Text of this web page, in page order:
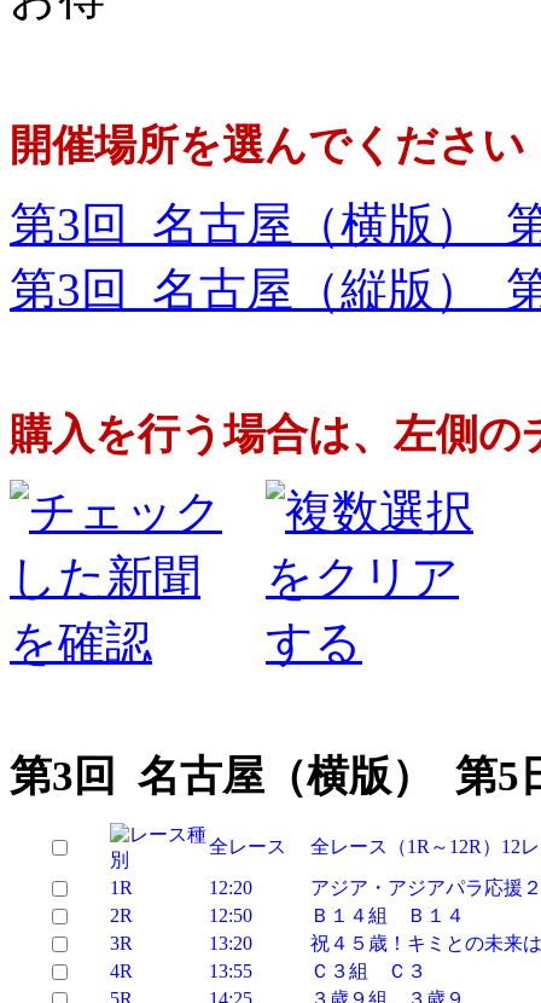
開催場所を選んでください
第3回 名古屋（横版）
第3回 名古屋（縦版）
購入を行う場合は、左側
第3回 名古屋（横版） 第5
全レース
全レース（1R～12R）12
1R
12:20
アジア・アジアパラ応援
2R
12:50
Ｂ１４組 Ｂ１４
3R
13:20
祝４５歳！キミとの未来
4R
13:55
Ｃ３組 Ｃ３